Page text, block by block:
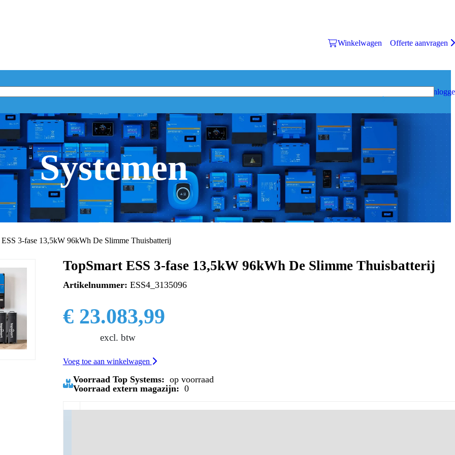
Winkelwagen Offerte aanvragen
Systemen
ESS 3-fase 13,5kW 96kWh De Slimme Thuisbatterij
TopSmart ESS 3-fase 13,5kW 96kWh De Slimme Thuisbatterij
Artikelnummer: ESS4_3135096
€ 23.083,99
excl. btw
Voeg toe aan winkelwagen
Voorraad Top Systems: op voorraad
Voorraad extern magazijn: 0